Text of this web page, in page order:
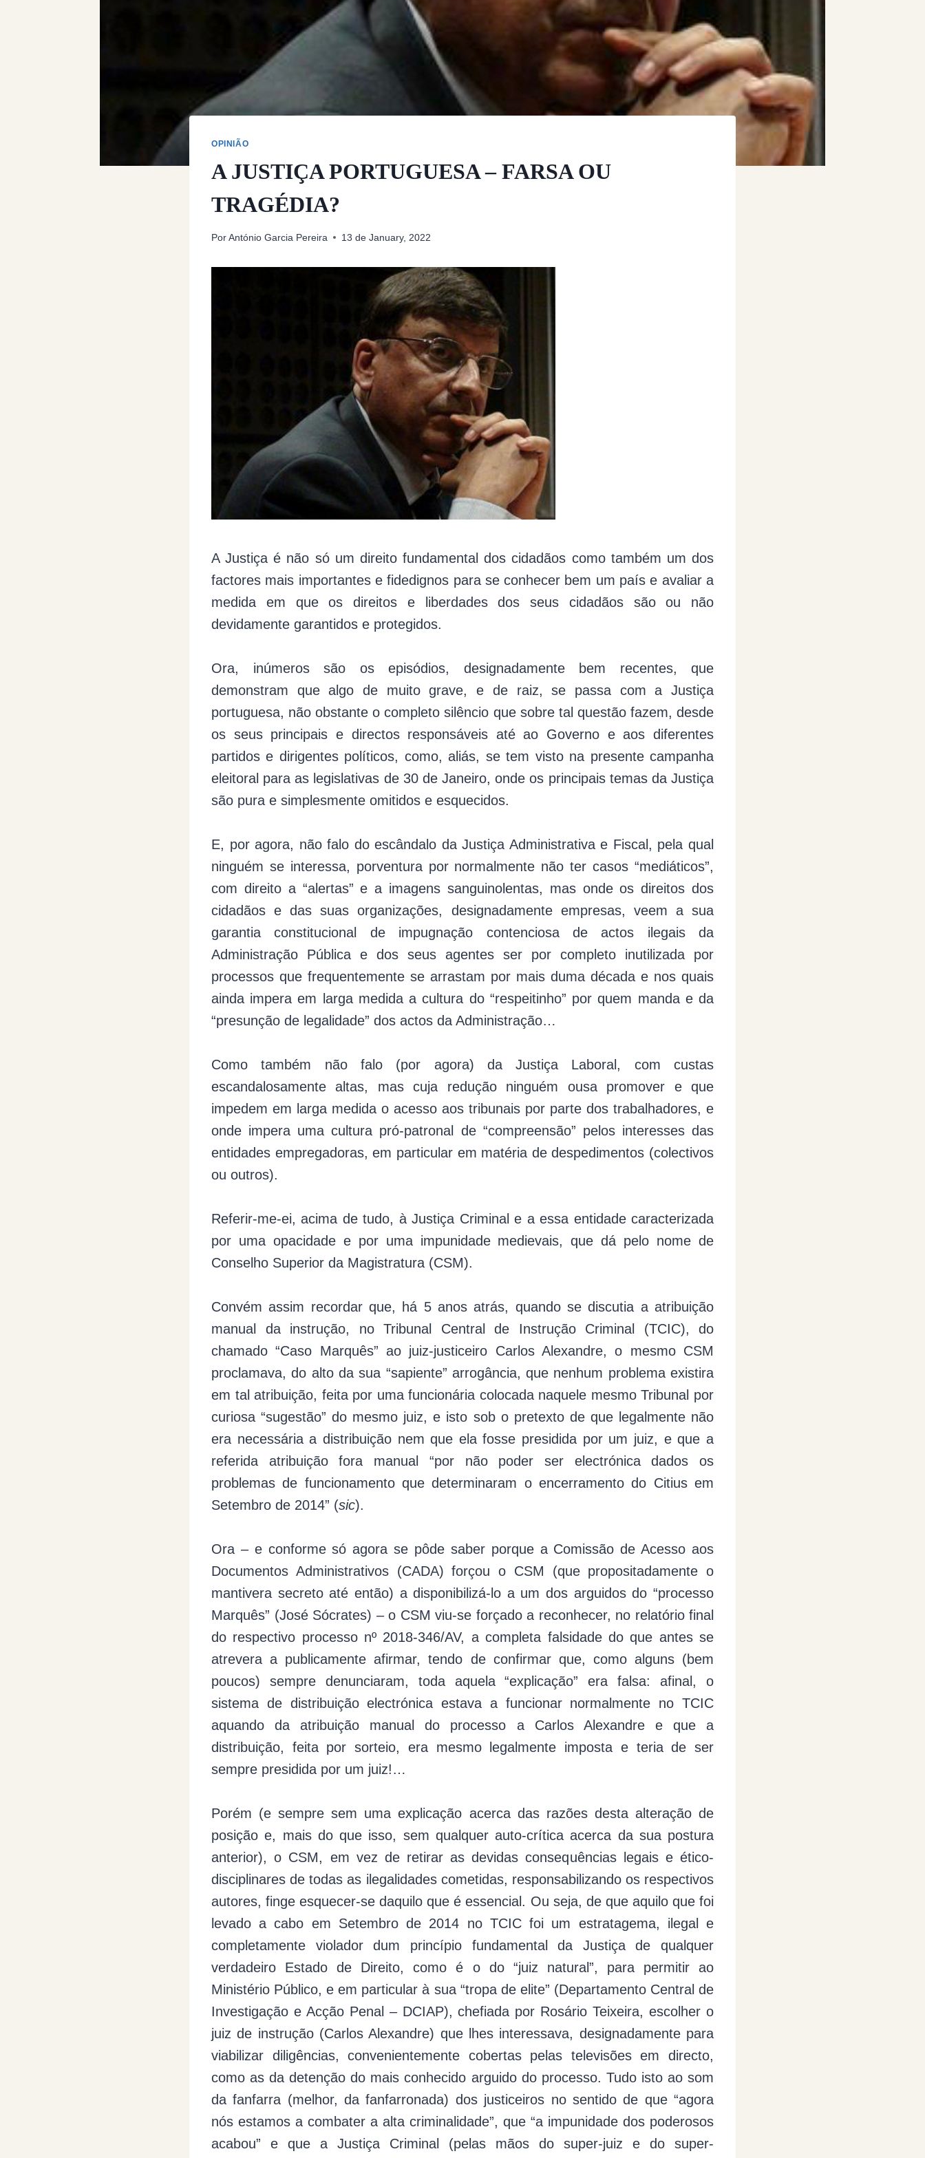
OPINIÃO
A JUSTIÇA PORTUGUESA – FARSA OU
TRAGÉDIA?
Por António Garcia Pereira 13 de January, 2022
A Justiça é não só um direito fundamental dos cidadãos como também um dos
factores mais importantes e fidedignos para se conhecer bem um país e avaliar a
medida em que os direitos e liberdades dos seus cidadãos são ou não
devidamente garantidos e protegidos.
Ora, inúmeros são os episódios, designadamente bem recentes, que
demonstram que algo de muito grave, e de raiz, se passa com a Justiça
portuguesa, não obstante o completo silêncio que sobre tal questão fazem, desde
os seus principais e directos responsáveis até ao Governo e aos diferentes
partidos e dirigentes políticos, como, aliás, se tem visto na presente campanha
eleitoral para as legislativas de 30 de Janeiro, onde os principais temas da Justiça
são pura e simplesmente omitidos e esquecidos.
E, por agora, não falo do escândalo da Justiça Administrativa e Fiscal, pela qual
ninguém se interessa, porventura por normalmente não ter casos “mediáticos”,
com direito a “alertas” e a imagens sanguinolentas, mas onde os direitos dos
cidadãos e das suas organizações, designadamente empresas, veem a sua
garantia constitucional de impugnação contenciosa de actos ilegais da
Administração Pública e dos seus agentes ser por completo inutilizada por
processos que frequentemente se arrastam por mais duma década e nos quais
ainda impera em larga medida a cultura do “respeitinho” por quem manda e da
“presunção de legalidade” dos actos da Administração…
Como também não falo (por agora) da Justiça Laboral, com custas
escandalosamente altas, mas cuja redução ninguém ousa promover e que
impedem em larga medida o acesso aos tribunais por parte dos trabalhadores, e
onde impera uma cultura pró-patronal de “compreensão” pelos interesses das
entidades empregadoras, em particular em matéria de despedimentos (colectivos
ou outros).
Referir-me-ei, acima de tudo, à Justiça Criminal e a essa entidade caracterizada
por uma opacidade e por uma impunidade medievais, que dá pelo nome de
Conselho Superior da Magistratura (CSM).
Convém assim recordar que, há 5 anos atrás, quando se discutia a atribuição
manual da instrução, no Tribunal Central de Instrução Criminal (TCIC), do
chamado “Caso Marquês” ao juiz-justiceiro Carlos Alexandre, o mesmo CSM
proclamava, do alto da sua “sapiente” arrogância, que nenhum problema existira
em tal atribuição, feita por uma funcionária colocada naquele mesmo Tribunal por
curiosa “sugestão” do mesmo juiz, e isto sob o pretexto de que legalmente não
era necessária a distribuição nem que ela fosse presidida por um juiz, e que a
referida atribuição fora manual “por não poder ser electrónica dados os
problemas de funcionamento que determinaram o encerramento do Citius em
Setembro de 2014” (sic).
Ora – e conforme só agora se pôde saber porque a Comissão de Acesso aos
Documentos Administrativos (CADA) forçou o CSM (que propositadamente o
mantivera secreto até então) a disponibilizá-lo a um dos arguidos do “processo
Marquês” (José Sócrates) – o CSM viu-se forçado a reconhecer, no relatório final
do respectivo processo nº 2018-346/AV, a completa falsidade do que antes se
atrevera a publicamente afirmar, tendo de confirmar que, como alguns (bem
poucos) sempre denunciaram, toda aquela “explicação” era falsa: afinal, o
sistema de distribuição electrónica estava a funcionar normalmente no TCIC
aquando da atribuição manual do processo a Carlos Alexandre e que a
distribuição, feita por sorteio, era mesmo legalmente imposta e teria de ser
sempre presidida por um juiz!…
Porém (e sempre sem uma explicação acerca das razões desta alteração de
posição e, mais do que isso, sem qualquer auto-crítica acerca da sua postura
anterior), o CSM, em vez de retirar as devidas consequências legais e ético-
disciplinares de todas as ilegalidades cometidas, responsabilizando os respectivos
autores, finge esquecer-se daquilo que é essencial. Ou seja, de que aquilo que foi
levado a cabo em Setembro de 2014 no TCIC foi um estratagema, ilegal e
completamente violador dum princípio fundamental da Justiça de qualquer
verdadeiro Estado de Direito, como é o do “juiz natural”, para permitir ao
Ministério Público, e em particular à sua “tropa de elite” (Departamento Central de
Investigação e Acção Penal – DCIAP), chefiada por Rosário Teixeira, escolher o
juiz de instrução (Carlos Alexandre) que lhes interessava, designadamente para
viabilizar diligências, convenientemente cobertas pelas televisões em directo,
como as da detenção do mais conhecido arguido do processo. Tudo isto ao som
da fanfarra (melhor, da fanfarronada) dos justiceiros no sentido de que “agora
nós estamos a combater a alta criminalidade”, que “a impunidade dos poderosos
acabou” e que a Justiça Criminal (pelas mãos do super-juiz e do super-